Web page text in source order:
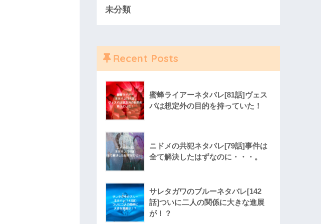
未分類
Recent Posts
蜜蜂ライアーネタバレ[81話]ヴェス
パは想定外の目的を持っていた！
ニドメの共犯ネタバレ[79話]事件は
全て解決したはずなのに・・・。
サレタガワのブルーネタバレ[142
話]ついに二人の関係に大きな進展
が！？